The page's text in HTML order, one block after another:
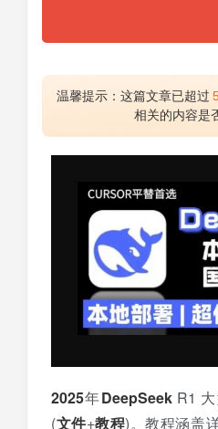
温馨提示：这篇文章已超过
相关的内容是
2025年DeepSeekR1
(文件+教程)。教程涵盖